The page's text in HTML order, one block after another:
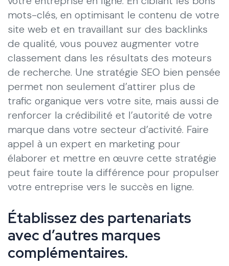
mots-clés, en optimisant le contenu de votre
site web et en travaillant sur des backlinks
de qualité, vous pouvez augmenter votre
classement dans les résultats des moteurs
de recherche. Une stratégie SEO bien pensée
permet non seulement d’attirer plus de
trafic organique vers votre site, mais aussi de
renforcer la crédibilité et l’autorité de votre
marque dans votre secteur d’activité. Faire
appel à un expert en marketing pour
élaborer et mettre en œuvre cette stratégie
peut faire toute la différence pour propulser
votre entreprise vers le succès en ligne.
Établissez des partenariats
avec d’autres marques
complémentaires.